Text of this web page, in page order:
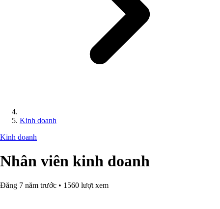
Kinh doanh
Kinh doanh
Nhân viên kinh doanh
Đăng 7 năm trước • 1560 lượt xem